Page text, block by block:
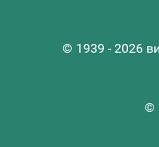
© 1939 - 2026
©